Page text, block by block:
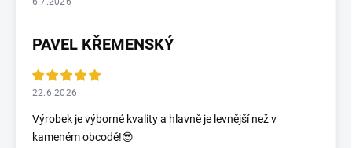
PAVEL KŘEMENSKÝ
22.6.2026
Výrobek je výborné kvality a hlavně je levnější než v
kameném obcodě!😎